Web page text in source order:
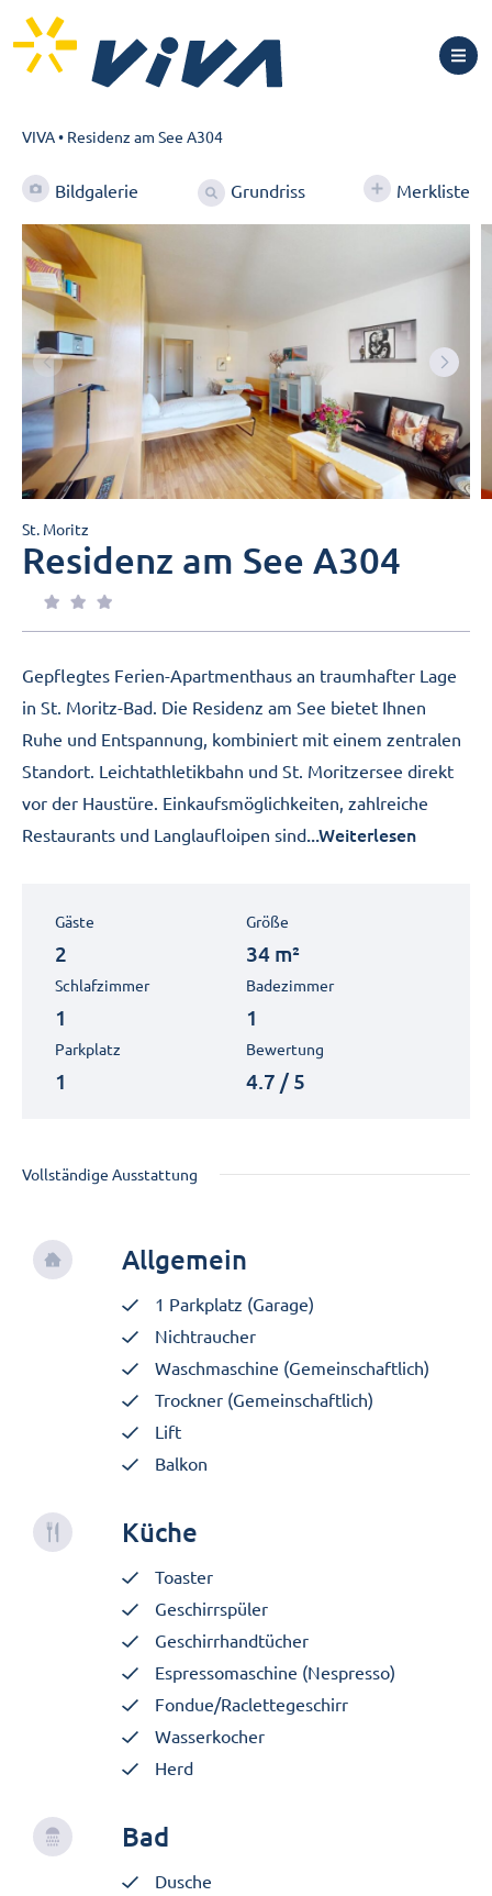
VIVA• Residenz am See A304
Bildgalerie Grundriss Merkliste
St. Moritz
Residenz am See A304
Gepflegtes Ferien-Apartmenthaus an traumhafter Lage
in St. Moritz-Bad. Die Residenz am See bietet Ihnen
Ruhe und Entspannung, kombiniert mit einem zentralen
Standort. Leichtathletikbahn und St. Moritzersee direkt
vor der Haustüre. Einkaufsmöglichkeiten, zahlreiche
Restaurants und Langlaufloipen sind...Weiterlesen
Gäste
2
Größe
34 m²
Schlafzimmer
1
Badezimmer
1
Parkplatz
1
Bewertung
4.7 / 5
Vollständige Ausstattung
Allgemein
1 Parkplatz (Garage)
Nichtraucher
Waschmaschine (Gemeinschaftlich)
Trockner (Gemeinschaftlich)
Lift
Balkon
Küche
Toaster
Geschirrspüler
Geschirrhandtücher
Espressomaschine (Nespresso)
Fondue/Raclettegeschirr
Wasserkocher
Herd
Bad
Dusche